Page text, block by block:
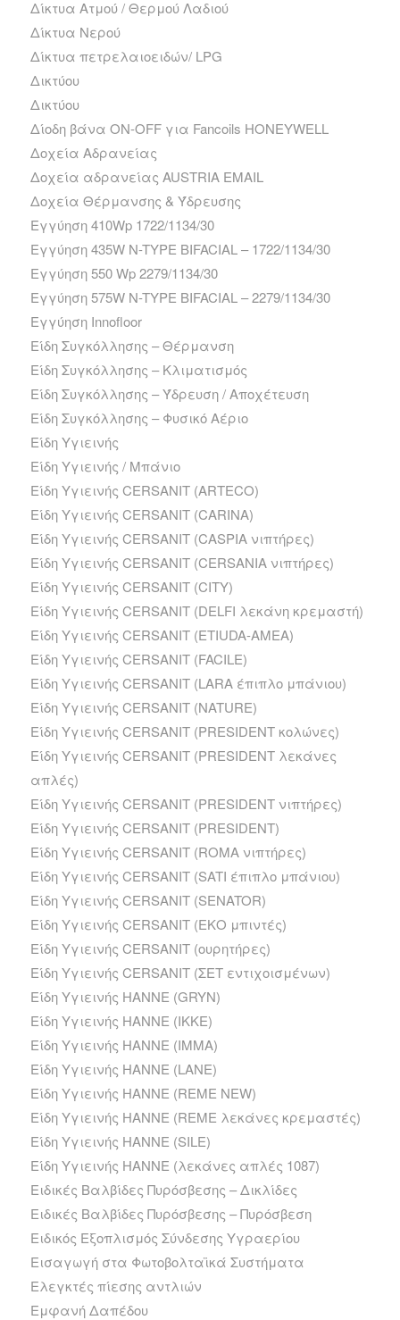
Δίκτυα Ατμού / Θερμού Λαδιού
Δίκτυα Νερού
Δίκτυα πετρελαιοειδών/ LPG
Δικτύου
Δικτύου
Δίοδη βάνα ΟΝ-ΟFF για Fancoils HONEYWELL
Δοχεία Αδρανείας
Δοχεία αδρανείας AUSTRIA EMAIL
Δοχεία Θέρμανσης & Ύδρευσης
Εγγύηση 410Wp 1722/1134/30
Εγγύηση 435W N-TYPE BIFACIAL – 1722/1134/30
Εγγύηση 550 Wp 2279/1134/30
Εγγύηση 575W N-TYPE BIFACIAL – 2279/1134/30
Εγγύηση Innofloor
Είδη Συγκόλλησης – Θέρμανση
Είδη Συγκόλλησης – Κλιματισμός
Είδη Συγκόλλησης – Ύδρευση / Αποχέτευση
Είδη Συγκόλλησης – Φυσικό Αέριο
Είδη Υγιεινής
Είδη Υγιεινής / Μπάνιο
Είδη Υγιεινής CERSANIT (ARTECO)
Είδη Υγιεινής CERSANIT (CARINA)
Είδη Υγιεινής CERSANIT (CASPIA νιπτήρες)
Είδη Υγιεινής CERSANIT (CERSANIA νιπτήρες)
Είδη Υγιεινής CERSANIT (CITY)
Είδη Υγιεινής CERSANIT (DELFI λεκάνη κρεμαστή)
Είδη Υγιεινής CERSANIT (ETIUDA-AMEA)
Είδη Υγιεινής CERSANIT (FACILE)
Είδη Υγιεινής CERSANIT (LARA έπιπλο μπάνιου)
Είδη Υγιεινής CERSANIT (NATURE)
Είδη Υγιεινής CERSANIT (PRESIDENT κολώνες)
Είδη Υγιεινής CERSANIT (PRESIDENT λεκάνες
απλές)
Είδη Υγιεινής CERSANIT (PRESIDENT νιπτήρες)
Είδη Υγιεινής CERSANIT (PRESIDENT)
Είδη Υγιεινής CERSANIT (ROMA νιπτήρες)
Είδη Υγιεινής CERSANIT (SATI έπιπλο μπάνιου)
Είδη Υγιεινής CERSANIT (SENATOR)
Είδη Υγιεινής CERSANIT (ΕΚΟ μπιντές)
Είδη Υγιεινής CERSANIT (ουρητήρες)
Είδη Υγιεινής CERSANIT (ΣΕΤ εντιχοισμένων)
Είδη Υγιεινής HANNE (GRYN)
Είδη Υγιεινής HANNE (IKKE)
Είδη Υγιεινής HANNE (IMMA)
Είδη Υγιεινής HANNE (LANE)
Είδη Υγιεινής HANNE (REME NEW)
Είδη Υγιεινής HANNE (REME λεκάνες κρεμαστές)
Είδη Υγιεινής HANNE (SILE)
Είδη Υγιεινής HANNE (λεκάνες απλές 1087)
Ειδικές Βαλβίδες Πυρόσβεσης – Δικλίδες
Ειδικές Βαλβίδες Πυρόσβεσης – Πυρόσβεση
Ειδικός Εξοπλισμός Σύνδεσης Υγραερίου
Εισαγωγή στα Φωτοβολταϊκά Συστήματα
Ελεγκτές πίεσης αντλιών
Εμφανή Δαπέδου